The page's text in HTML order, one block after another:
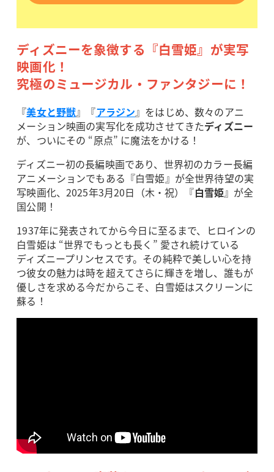
ディズニーを象徴する『白雪姫』が実写
映画化！
究極のミュージカル・ファンタジーに！
『美女と野獣』『アラジン』をはじめ、数々のアニ
メーション映画の実写化を成功させてきたディズニー
が、ついにその “原点” に魔法をかける！
ディズニー初の長編映画であり、世界初のカラー長編
アニメーションでもある『白雪姫』が全世界待望の実
写映画化、2025年3月20日（木・祝）『白雪姫』が全
国公開！
1937年に発表されてから今日に至るまで、ヒロインの
白雪姫は “世界でもっとも長く” 愛され続けている
ディズニープリンセスです。その純粋で美しい心を持
つ彼女の魅力は時を超えてさらに輝きを増し、誰もが
優しさを求める今だからこそ、白雪姫はスクリーンに
蘇る！